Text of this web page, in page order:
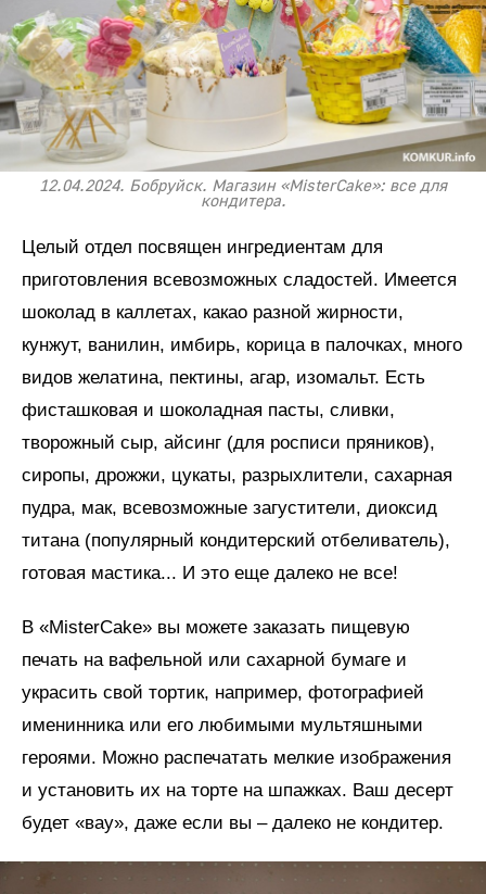
12.04.2024. Бобруйск. Магазин «MisterCake»: все для
кондитера.
Целый отдел посвящен ингредиентам для
приготовления всевозможных сладостей. Имеется
шоколад в каллетах, какао разной жирности,
кунжут, ванилин, имбирь, корица в палочках, много
видов желатина, пектины, агар, изомальт. Есть
фисташковая и шоколадная пасты, сливки,
творожный сыр, айсинг (для росписи пряников),
сиропы, дрожжи, цукаты, разрыхлители, сахарная
пудра, мак, всевозможные загустители, диоксид
титана (популярный кондитерский отбеливатель),
готовая мастика... И это еще далеко не все!
В «MisterCake» вы можете заказать пищевую
печать на вафельной или сахарной бумаге и
украсить свой тортик, например, фотографией
именинника или его любимыми мультяшными
героями. Можно распечатать мелкие изображения
и установить их на торте на шпажках. Ваш десерт
будет «вау», даже если вы – далеко не кондитер.